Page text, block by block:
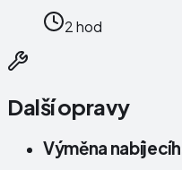
2 hod
Další opravy
Výměna